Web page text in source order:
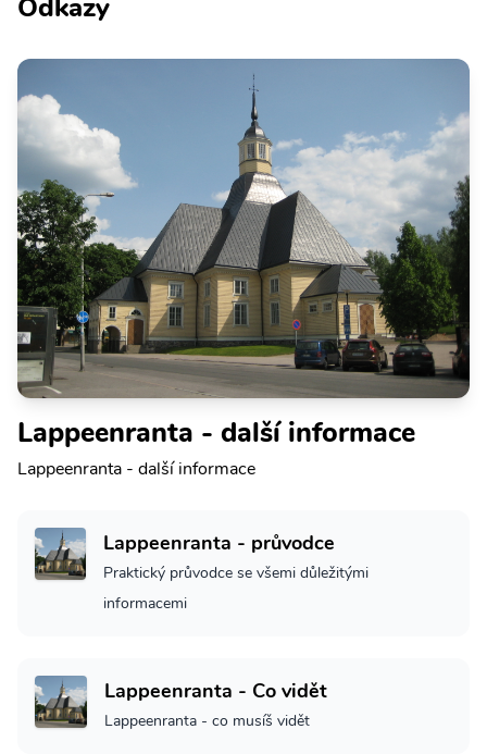
Odkazy
Lappeenranta - další informace
Lappeenranta - další informace
Lappeenranta - průvodce
Praktický průvodce se všemi důležitými
informacemi
Lappeenranta - Co vidět
Lappeenranta - co musíš vidět